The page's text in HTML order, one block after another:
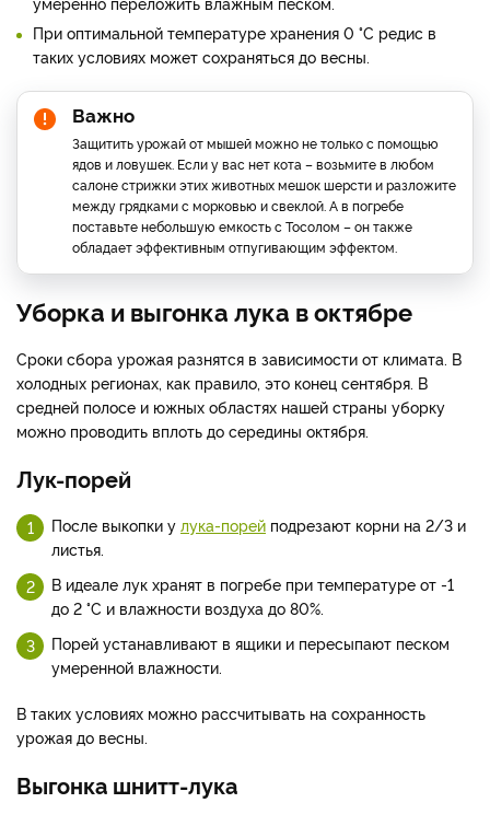
При оптимальной температуре хранения 0 °С редис в
таких условиях может сохраняться до весны.
Важно
Защитить урожай от мышей можно не только с помощью
ядов и ловушек. Если у вас нет кота – возьмите в любом
салоне стрижки этих животных мешок шерсти и разложите
между грядками с морковью и свеклой. А в погребе
поставьте небольшую емкость с Тосолом – он также
обладает эффективным отпугивающим эффектом.
Уборка и выгонка лука в октябре
Сроки сбора урожая разнятся в зависимости от климата. В
холодных регионах, как правило, это конец сентября. В
средней полосе и южных областях нашей страны уборку
можно проводить вплоть до середины октября.
Лук-порей
После выкопки у лука-порей подрезают корни на 2/3 и
листья.
В идеале лук хранят в погребе при температуре от -1
до 2 °С и влажности воздуха до 80%.
Порей устанавливают в ящики и пересыпают песком
умеренной влажности.
В таких условиях можно рассчитывать на сохранность
урожая до весны.
Выгонка шнитт-лука